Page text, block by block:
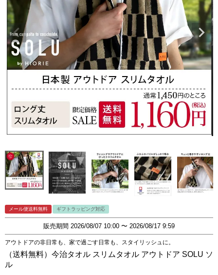
メール便送料無料 ギフトラッピング対応
販売期間 2026/08/07 10:00 〜 2026/08/17 9:59
アウトドアの非日常も、家で過ごす日常も、スタイリッシュに。
（送料無料）今治タオル スリムタオル アウトドア SOLU ソ
ル